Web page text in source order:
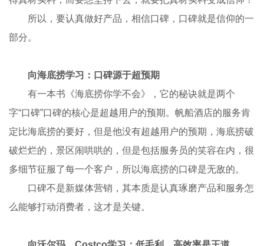
所以，要认真做好产品，相信口碑，口碑就是信仰的一
部分。
向海底捞学习：口碑源于超预期
有一本书《海底捞你学不会》，它的秘诀就是两个
字“口碑”口碑的核心是超越用户的预期。帆船酒店的服务肯
定比海底捞的要好，但是他没有超越用户的预期，海底捞破
破烂烂的，景区闹哄哄的，但是包括服务员的笑容在内，很
多细节征服了每一个客户，所以海底捞的口碑是无敌的。
口碑不是新媒体营销，其本质是认真琢磨产品和服务怎
么能够打动消费者，这才是关键。